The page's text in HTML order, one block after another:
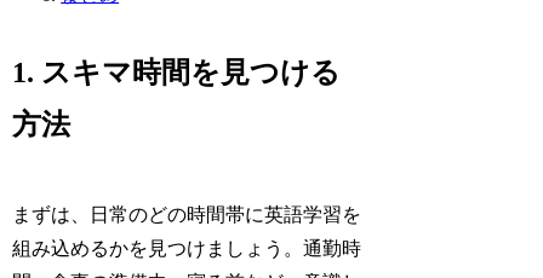
1. スキマ時間を見つける
方法
まずは、日常のどの時間帯に英語学習を
組み込めるかを見つけましょう。通勤時